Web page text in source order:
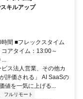
キルアップ
間 ■フレックスタイム
アタイム：13:00～
ス法人営業、その他カ
評価される」 AI SaaSの
値を一気に上げる...
フルリモート